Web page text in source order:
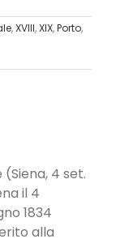
,XVIII,XIX,Porto,
4 set.
il 4
1834
alla